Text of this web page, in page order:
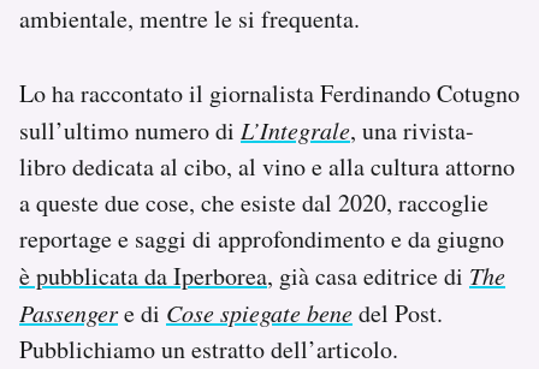
ambientale, mentre le si frequenta.
Lo ha raccontato il giornalista Ferdinando Cotugno
sull’ultimo numero di L’Integrale, una rivista-
libro dedicata al cibo, al vino e alla cultura attorno
a queste due cose, che esiste dal 2020, raccoglie
reportage e saggi di approfondimento e da giugno
è pubblicata da Iperborea, già casa editrice di The
Passengere di Cose spiegate benedel Post.
Pubblichiamo un estratto dell’articolo.